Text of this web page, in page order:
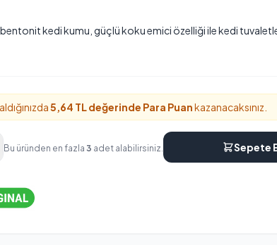
kedi kumu, güçlü koku emici özelliği ile kedi
5,64 TL değerinde Para Puankazanacaksınız.
Bu üründen en fazla 3 adet alabilirsiniz. Sepete